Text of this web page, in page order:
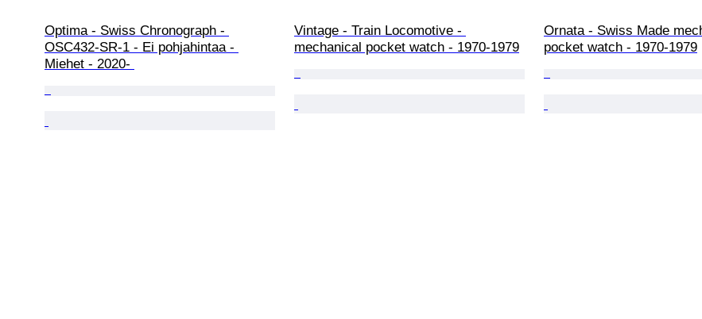
Optima - Swiss Chronograph -
OSC432-SR-1 - Ei pohjahintaa -
Miehet - 2020-
Vintage - Train Locomotive -
mechanical pocket watch - 1970-1979
Ornata - Swiss Made
pocket watch - 1970-1979